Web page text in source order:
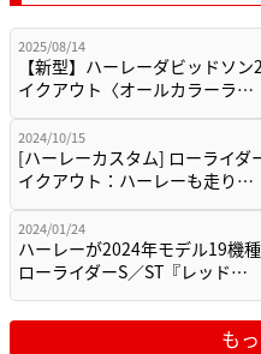
2025/08/14
【新型】ハーレーダビッドソン
イクアウト〈オールカラーラ…
2024/10/15
[ハーレーカスタム] ローライダ
イクアウト：ハーレーも走り…
2024/01/24
ハーレーが2024年モデル19機
ローライダーS／ST『レッド…
も